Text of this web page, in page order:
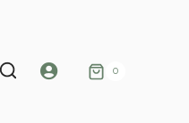
Mon
0